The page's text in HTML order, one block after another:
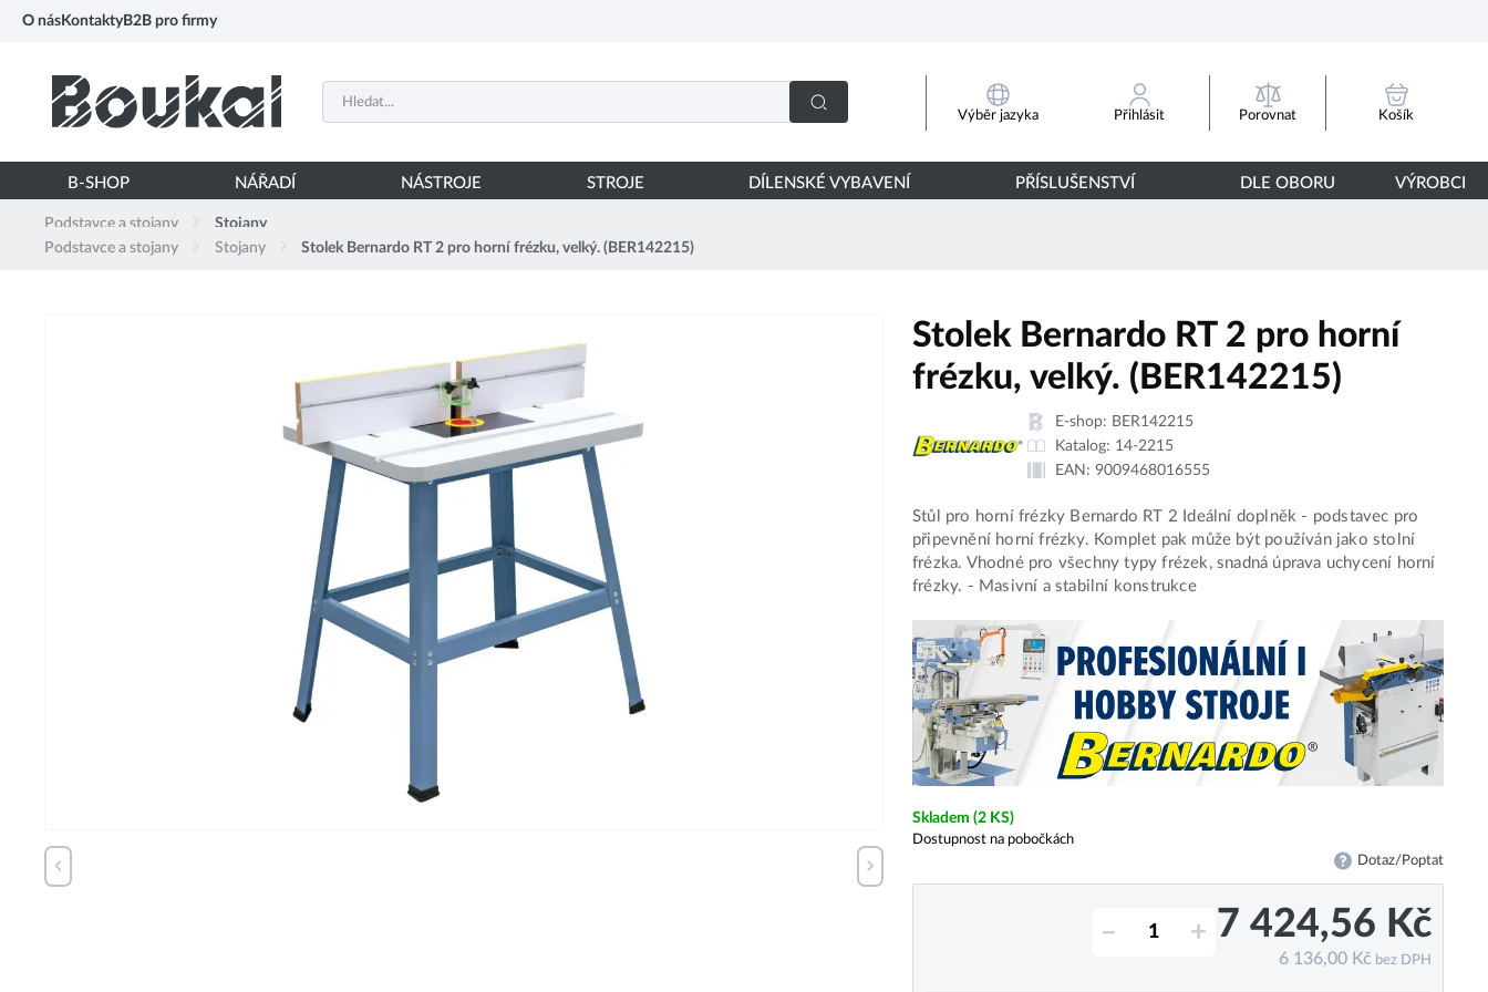
O nás Kontakty B2B pro firmy
Výběr jazyka Přihlásit Porovnat Košík
B-SHOP NÁŘADÍ NÁSTROJE STROJE DÍLENSKÉ VYBAVENÍ PŘÍSLUŠENSTVÍ DLE OBORU VÝROBCI
Podstavce a stojany
Stojany
Podstavce a stojany
Stojany Stolek Bernardo RT 2 pro horní frézku, velký. (BER142215)
Stolek Bernardo RT 2 pro horní
frézku, velký. (BER142215)
E-shop: BER142215
Katalog: 14-2215
EAN: 9009468016555
Stůl pro horní frézky Bernardo RT 2 Ideální doplněk - podstavec pro
připevnění horní frézky. Komplet pak může být používán jako stolní
frézka. Vhodné pro všechny typy frézek, snadná úprava uchycení horní
frézky. - Masivní a stabilní konstrukce
Skladem (2 KS)
Dostupnost na pobočkách
Dotaz/Poptat
– + 7 424,56 Kč
6 136,00 Kč bez DPH